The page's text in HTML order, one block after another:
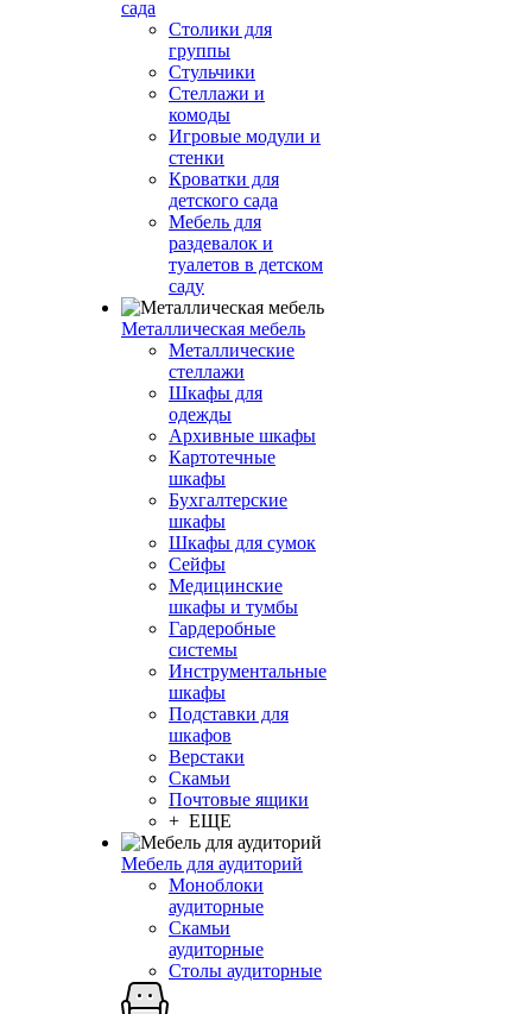
сада
Столики для
группы
Стульчики
Стеллажи и
комоды
Игровые модули и
стенки
Кроватки для
детского сада
Мебель для
раздевалок и
туалетов в детском
саду
Металлическая мебель
Металлические
стеллажи
Шкафы для
одежды
Архивные шкафы
Картотечные
шкафы
Бухгалтерские
шкафы
Шкафы для сумок
Сейфы
Медицинские
шкафы и тумбы
Гардеробные
системы
Инструментальные
шкафы
Подставки для
шкафов
Верстаки
Скамьи
Почтовые ящики
+ ЕЩЕ
Мебель для аудиторий
Моноблоки
аудиторные
Скамьи
аудиторные
Столы аудиторные